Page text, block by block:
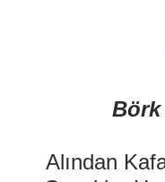
Börk
Alından